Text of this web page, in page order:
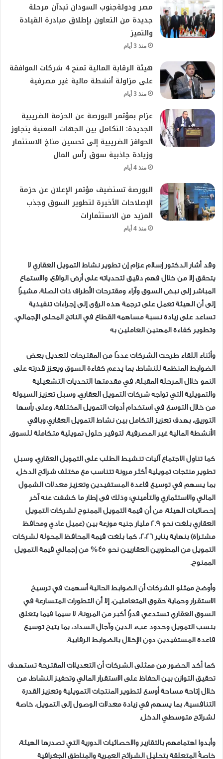
مصر ودولةجنوب السودان تبدآن مرحلة
جديدة من التعاون بإطلاق مبادرة القيادة
والتميز
منذ 3 أيام
هيئة الرقابة المالية تمنح 4 شركات الموافقة
على مزاولة أنشطة مالية غير مصرفية
منذ 3 أيام
عزام بمؤتمر البورصة عن الحزمة الضريبية
الجديدة: التكامل بين الجهات المعنية يتجاوز
الحوافز الضريبية إلى تحسين مناخ الاستثمار
وزيادة جاذبية سوق رأس المال
منذ 4 أيام
البورصة تستضيف مؤتمر الإعلان عن حزمة
الإصلاحات الأخيرة لتطوير السوق وجذب
المزيد من الاستثمارات
منذ 4 أيام
وقد أشار الدكتور إسلام عزام إن تطوير نشاط التمويل العقاري لا
يتحقق إلا من خلال فهم دقيق لتحدياته على أرض الواقع، والاستماع
المباشر إلى نبض السوق وآراء ومقترحات الأطراف ذات الصلة، مشيرًا
إلى أن الهيئة تعمل على ترجمة هذه الرؤى إلى إجراءات تنفيذية
تساعد على زيادة نسبة مساهمه القطاع في الناتج المحلى الإجمالي.
وتطوير كفاءة المهنين العاملين به
وأثناء اللقاء طرحت الشركات عددًا من المقترحات لتعديل بعض
الضوابط المنظمة للنشاط، بما يدعم كفاءة السوق ويعزز قدرته على
النمو خلال المرحلة المقبلة، في مقدمتها التحديات التشغيلية
والتمويلية التي تواجه شركات التمويل العقاري، وسبل تعزيز السيولة
من خلال التوسع في استخدام أدوات التمويل المختلفة، وعلى رأسها
التوريق، بهدف تعزيز التكامل بين نشاط التمويل العقاري وباقي
الأنشطة المالية غير المصرفية، لتوفير حلول تمويلية متكاملة للسوق.
كما تناول الاجتماع آليات تنشيط الطلب على التمويل العقاري، وسبل
تطوير منتجات تمويلية أكثر مرونة تتناسب مع مختلف شرائح الدخل،
بما يسهم في توسيع قاعدة المستفيدين وتعزيز معدلات الشمول
المالي والاستثماري والتأميني؛ وذلك فى إطار ما كشفت عنه آخر
إحصائيات الهيئة: من أن قيمة التمويل الممنوح لشركات التمويل
العقاري بلغت نحو 2.9 مليار جنيه موزعة بين (عميل عادي ومحافظ
مشتراة) بنهاية يناير 2026، كما بلغت قيمة المحافظ المحولة لشركات
التمويل من المطورين العقاريين نحو 45% من إجمالي قيمة التمويل
الممنوح.
وأوضح ممثلو الشركات أن الضوابط الحالية أسهمت في ترسيخ
الاستقرار وحماية حقوق المتعاملين، إلا أن التطورات المتسارعة في
السوق العقاري تستدعي قدرًا أكبر من المرونة، لا سيما فيما يتعلق
بنسب التمويل وحدود عبء الدين وآجال السداد، بما يتيح توسيع
قاعدة المستفيدين دون الإخلال بالضوابط الرقابية.
كما أكد الحضور من ممثلى الشركات أن التعديلات المقترحة تستهدف
تحقيق التوازن بين الحفاظ على الاستقرار المالي وتحفيز النشاط، من
خلال إتاحة مساحة أوسع لتطوير المنتجات التمويلية وتعزيز القدرة
التنافسية، بما يسهم في زيادة معدلات الوصول إلى التمويل، خاصة
لشرائح متوسطي الدخل.
وأبدوا اهتمامهم بالتقارير والاحصائيات الدورية التي تصدرها الهيئة،
خاصةً المتعلقة بتحليل الشرائح العمرية والمناطق الجغرافية